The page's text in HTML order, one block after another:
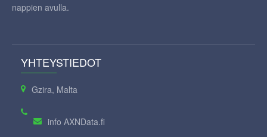
nappien avulla.
YHTEYSTIEDOT
Gzira, Malta
info AXNData.fi